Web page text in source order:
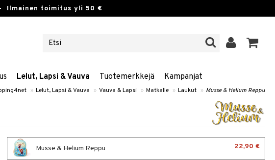
Ilmainen toimitus yli 50 €
Lelut, Lapsi & Vauva Tuotemerkkejä Kampanjat
» Lelut, Lapsi & Vauva » Vauva & Lapsi » Matkalle » Laukut » Musse & Helium Reppu
Musse & Helium Reppu 22,90 €